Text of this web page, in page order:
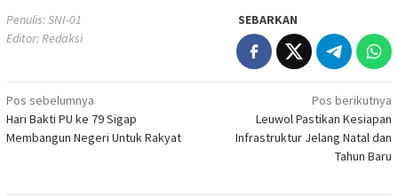
Penulis: SNI-01
Editor: Redaksi
SEBARKAN
Navigasi
pos
Pos sebelumnya
Hari Bakti PU ke 79 Sigap
Membangun Negeri Untuk Rakyat
Pos berikutnya
Leuwol Pastikan Kesiapan
Infrastruktur Jelang Natal dan
Tahun Baru